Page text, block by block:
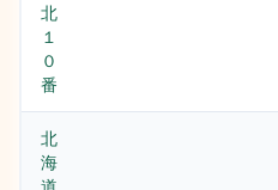
北
１
０
番
北
海
道